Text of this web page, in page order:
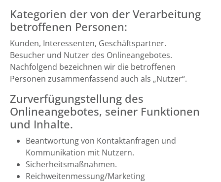
Kategorien der von der Verarbeitung
betroffenen Personen:
Kunden, Interessenten, Geschäftspartner.
Besucher und Nutzer des Onlineangebotes.
Nachfolgend bezeichnen wir die betroffenen
Personen zusammenfassend auch als „Nutzer“.
Zurverfügungstellung des
Onlineangebotes, seiner Funktionen
und Inhalte.
Beantwortung von Kontaktanfragen und
Kommunikation mit Nutzern.
Sicherheitsmaßnahmen.
Reichweitenmessung/Marketing